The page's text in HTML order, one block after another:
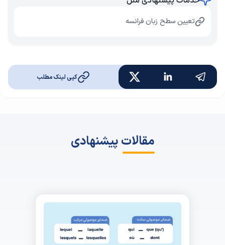
تعیین سطح زبان فرانسه
کپی لینک مطلب
مقالات پیشنهادی